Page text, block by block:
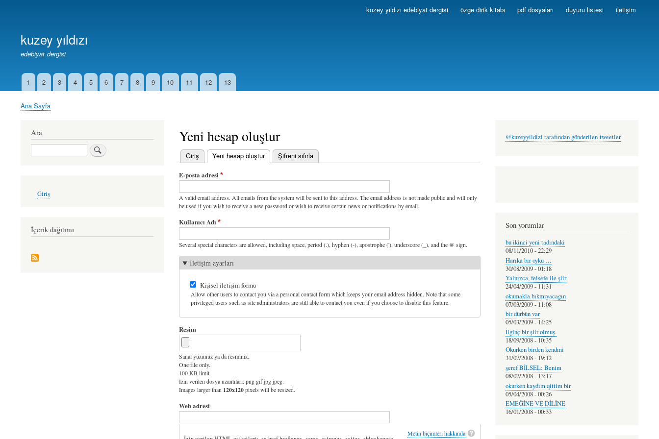
kuzey yıldızı edebiyat dergisi özge dirik kitabı pdf dosyaları duyuru listesi iletişim
kuzey yıldızı
edebiyat dergisi
İkincil1 2 3 4 5 6 7 8 9 10 11 12 13
Sayfa
Ana Sayfa
Yeni hesap oluştur
Birincil
sekmeler
Giriş Yeni hesap oluştur(etkin sekme)
Şifreni sıfırla
E-posta adresi
A valid email address. All emails from the system will be sent to this address. The email address is not made public and will only
be used if you wish to receive a new password or wish to receive certain news or notifications by email.
Kullanıcı Adı
Several special characters are allowed, including space, period (.), hyphen (-), apostrophe ('), underscore (_), and the @ sign.
İletişim ayarları
Kişisel iletişim formu
Allow other users to contact you via a personal contact form which keeps your email address hidden. Note that some
privileged users such as site administrators are still able to contact you even if you choose to disable this feature.
Resim
Sanal yüzünüz ya da resminiz.
One file only.
100 KB limit.
İzin verilen dosya uzantıları: png gif jpg jpeg.
Images larger than 120x120pixels will be resized.
Web adresi
Metin biçimleri hakkında
Ara
Ara
account
Giriş
İçerik dağıtımı
@kuzeyyildizi tarafından gönderilen tweetler
Son yorumlar
bu ikinci yeni tadındaki
08/11/2010 - 22:29
Harıka bır oyku …
30/08/2009 - 01:18
Yalnızca, felsefe ile şiir
24/04/2009 - 11:31
okumakla bıkmıyacagın
07/03/2009 - 11:08
bir dürbün var
05/03/2009 - 14:25
İlginç bir şiir olmuş.
18/09/2008 - 10:35
Okurken birden kendmi
31/07/2008 - 19:12
şeref BİLSEL: Benim
08/07/2008 - 13:17
okurken kaydım qittim bir
05/04/2008 - 00:26
EMEĞİNE VE DİLİNE
16/01/2008 - 00:33